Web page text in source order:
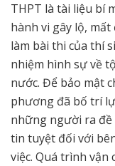
THPT là tài liệu bí
hành vi gây lộ,
làm bài thi của thí
nhiệm hình sự về
nước. Để bảo mật
phương đã bố trí
những người ra đề
tin tuyệt đối với
việc. Quá trình vận